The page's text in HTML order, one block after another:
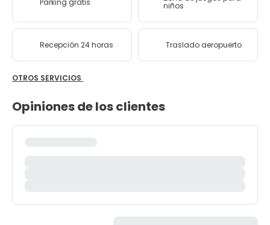
niños
Recepción 24 horas Traslado aeropuerto
OTROS SERVICIOS
Opiniones de los clientes